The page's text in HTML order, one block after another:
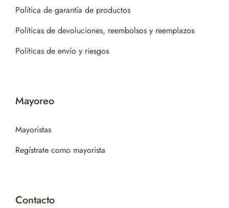
Política de garantía de productos
Políticas de devoluciones, reembolsos y reemplazos
Políticas de envío y riesgos
Mayoreo
Mayoristas
Regístrate como mayorista
Contacto